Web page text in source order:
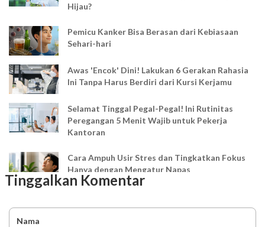
Hijau?
Pemicu Kanker Bisa Berasan dari Kebiasaan
Sehari-hari
Awas 'Encok' Dini! Lakukan 6 Gerakan Rahasia
Ini Tanpa Harus Berdiri dari Kursi Kerjamu
Selamat Tinggal Pegal-Pegal! Ini Rutinitas
Peregangan 5 Menit Wajib untuk Pekerja
Kantoran
Cara Ampuh Usir Stres dan Tingkatkan Fokus
Hanya dengan Mengatur Napas
Bahagia dalam Tubuh
Tinggalkan Komentar
Nama